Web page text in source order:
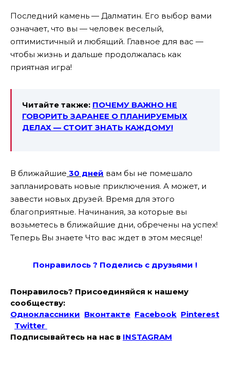
Последний камень — Далматин. Его выбор вами
означает, что вы — человек веселый,
оптимистичный и любящий. Главное для вас —
чтобы жизнь и дальше продолжалась как
приятная игра!
Читайте также: ПОЧЕМУ ВАЖНО НЕ
ГОВОРИТЬ ЗАРАНЕЕ О ПЛАНИРУЕМЫХ
ДЕЛАХ — СТОИТ ЗНАТЬ КАЖДОМУ!
В ближайшие 30 дней вам бы не помешало
запланировать новые приключения. А может, и
завести новых друзей. Время для этого
благоприятные. Начинания, за которые вы
возьметесь в ближайшие дни, обречены на успех!
Теперь Вы знаете Что вас ждет в этом месяце!
Понравилось ? Поделись с друзьями !
Понравилось? Присоединяйся к нашему
сообществу:
Одноклассники Вконтакте Facebook Pinterest
Twitter
Подписывайтесь на наc в INSTAGRAM